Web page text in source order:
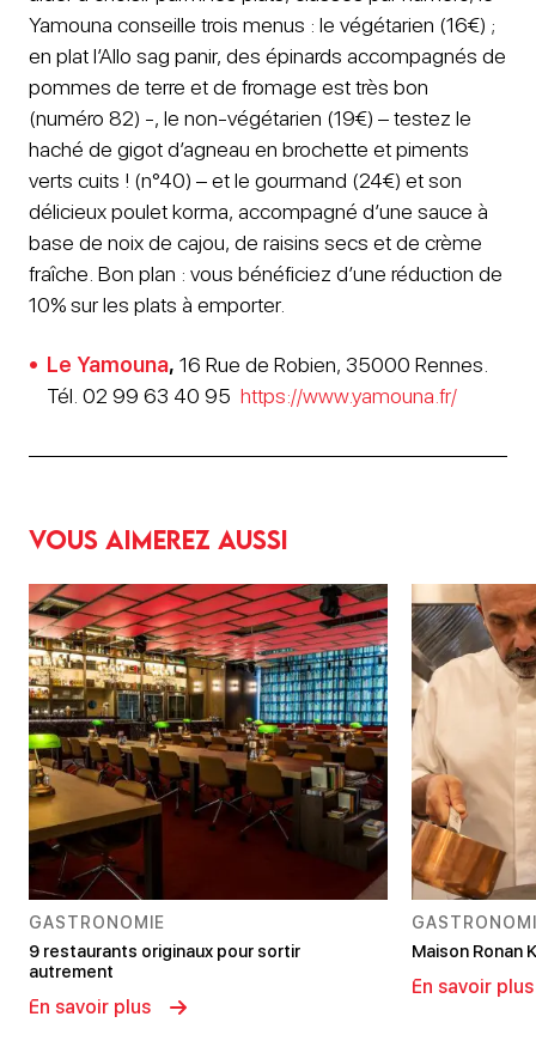
Yamouna conseille trois menus : le végétarien (16€) ;
en plat l’Allo sag panir, des épinards accompagnés de
pommes de terre et de fromage est très bon
(numéro 82) -, le non-végétarien (19€) – testez le
haché de gigot d’agneau en brochette et piments
verts cuits ! (n°40) – et le gourmand (24€) et son
délicieux poulet korma, accompagné d’une sauce à
base de noix de cajou, de raisins secs et de crème
fraîche. Bon plan : vous bénéficiez d’une réduction de
10% sur les plats à emporter.
Le Yamouna, 16 Rue de Robien, 35000 Rennes.
Tél. 02 99 63 40 95 https://www.yamouna.fr/
Vous aimerez aussi
GASTRONOMIE
9 restaurants originaux pour sortir
autrement
En savoir plus
Maison Ronan
En savoir plus